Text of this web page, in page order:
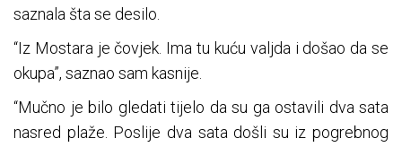
saznala šta se desilo.
“Iz Mostara je čovjek. Ima tu kuću valjda i došao da se
okupa”, saznao sam kasnije.
“Mučno je bilo gledati tijelo da su ga ostavili dva sata
nasred plaže. Poslije dva sata došli su iz pogrebnog